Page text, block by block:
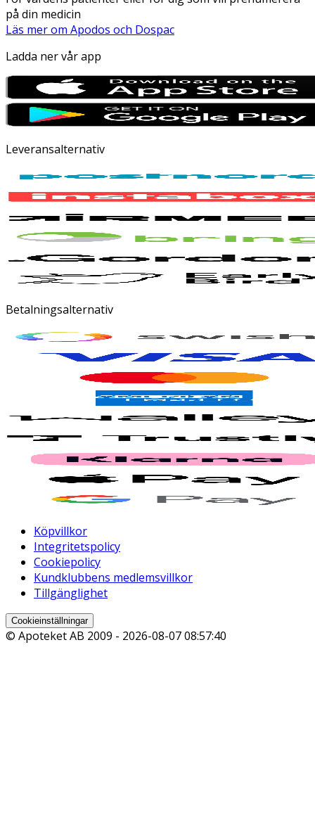
på din medicin
Läs mer om Apodos och Dospac
Ladda ner vår app
Leveransalternativ
Betalningsalternativ
Köpvillkor
Integritetspolicy
Cookiepolicy
Kundklubbens medlemsvillkor
Tillgänglighet
Cookieinställningar
© Apoteket AB 2009 - 2026-08-07 08:57:40